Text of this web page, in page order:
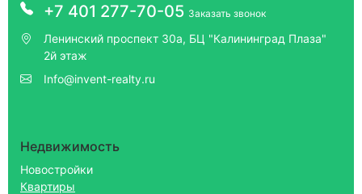
+7 401 277-70-05 Заказать звонок
Ленинский проспект 30а, БЦ "Калининград Плаза"
2й этаж
Info@invent-realty.ru
Недвижимость
Новостройки
Квартиры